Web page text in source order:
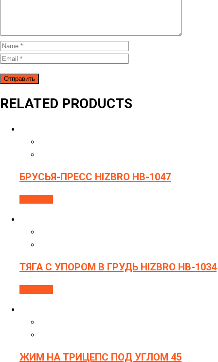
RELATED PRODUCTS
БРУСЬЯ-ПРЕСС HIZBRO HB-1047
ТЯГА С УПОРОМ В ГРУДЬ HIZBRO HB-1034
ЖИМ НА ТРИЦЕПС ПОД УГЛОМ 45